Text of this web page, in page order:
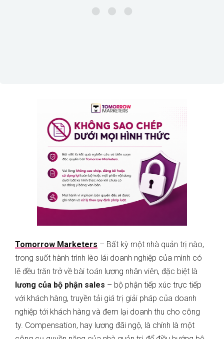
Tomorrow Marketers – Bất kỳ một nhà quản trị nào,
trong suốt hành trình lèo lái doanh nghiệp của mình có
lẽ đều trăn trở về bài toán lương nhân viên, đặc biệt là
lương của bộ phận sales – bộ phận tiếp xúc trực tiếp
với khách hàng, truyền tải giá trị giải pháp của doanh
nghiệp tới khách hàng và đem lại doanh thu cho công
ty. Compensation, hay lương đãi ngộ, là chính là một